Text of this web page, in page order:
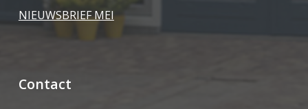
NIEUWSBRIEF MEI
Contact